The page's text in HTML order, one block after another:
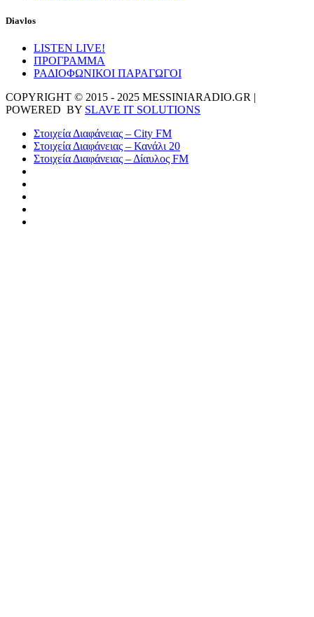
Diavlos
LISTEN LIVE!
ΠΡΟΓΡΑΜΜΑ
ΡΑΔΙΟΦΩΝΙΚΟΙ ΠΑΡΑΓΩΓΟΙ
COPYRIGHT © 2015 - 2025 MESSINIARADIO.GR |
POWERED BY SLAVE IT SOLUTIONS
Στοιχεία Διαφάνειας – City FM
Στοιχεία Διαφάνειας – Κανάλι 20
Στοιχεία Διαφάνειας – Δίαυλος FM